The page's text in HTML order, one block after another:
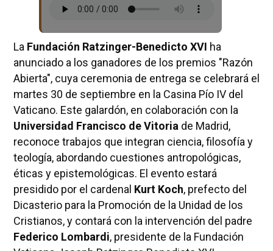
La Fundación Ratzinger-Benedicto XVI ha
anunciado a los ganadores de los premios "Razón
Abierta", cuya ceremonia de entrega se celebrará el
martes 30 de septiembre en la Casina Pío IV del
Vaticano. Este galardón, en colaboración con la
Universidad Francisco de Vitoria de Madrid,
reconoce trabajos que integran ciencia, filosofía y
teología, abordando cuestiones antropológicas,
éticas y epistemológicas. El evento estará
presidido por el cardenal Kurt Koch, prefecto del
Dicasterio para la Promoción de la Unidad de los
Cristianos, y contará con la intervención del padre
Federico Lombardi, presidente de la Fundación